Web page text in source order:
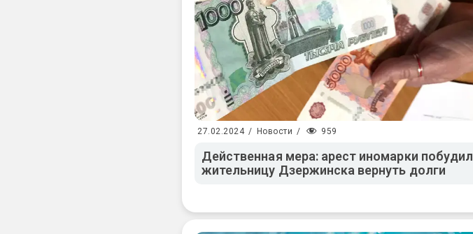
27.02.2024 / Новости / 959
Действенная мера: арест иномарки побудил
жительницу Дзержинска вернуть долги